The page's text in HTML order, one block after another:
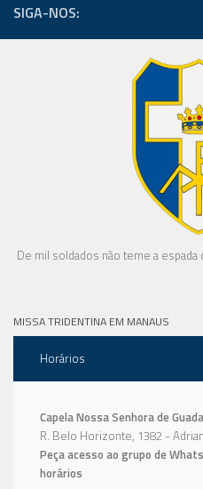
SIGA-NOS:
De mil soldados não teme a espada
MISSA TRIDENTINA EM MANAUS
Horários
Capela Nossa Senhora de
R. Belo Horizonte, 1382 -
Peça acesso ao grupo de
horários